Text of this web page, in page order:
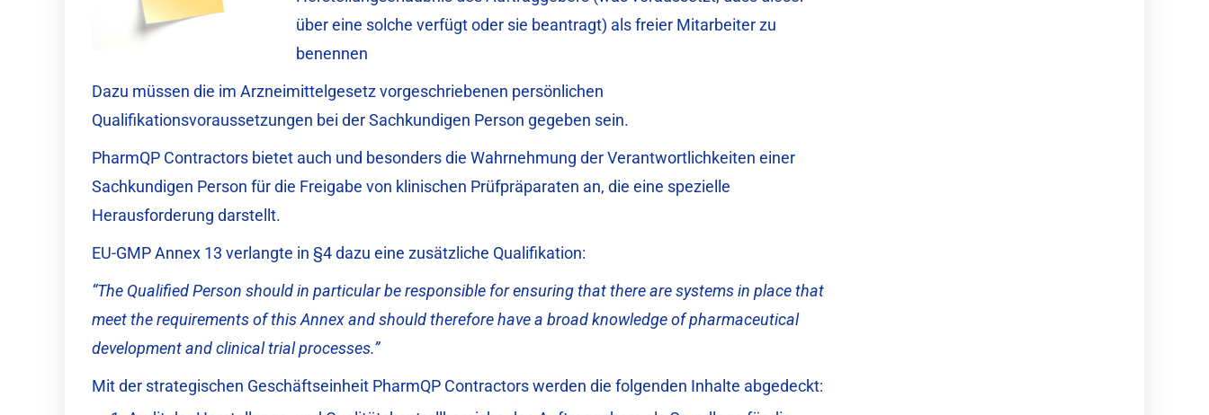
über eine solche verfügt oder sie beantragt) als freier Mitarbeiter zu
benennen
Dazu müssen die im Arzneimittelgesetz vorgeschriebenen persönlichen
Qualifikationsvoraussetzungen bei der Sachkundigen Person gegeben sein.
PharmQP Contractors bietet auch und besonders die Wahrnehmung der Verantwortlichkeiten einer
Sachkundigen Person für die Freigabe von klinischen Prüfpräparaten an, die eine spezielle
Herausforderung darstellt.
EU-GMP Annex 13 verlangte in §4 dazu eine zusätzliche Qualifikation:
“The Qualified Person should in particular be responsible for ensuring that there are systems in place that
meet the requirements of this Annex and should therefore have a broad knowledge of pharmaceutical
development and clinical trial processes.”
Mit der strategischen Geschäftseinheit PharmQP Contractors werden die folgenden Inhalte abgedeckt: